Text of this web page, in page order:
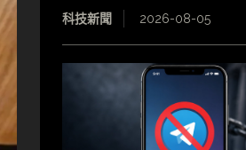
科技新聞 2026-08-05